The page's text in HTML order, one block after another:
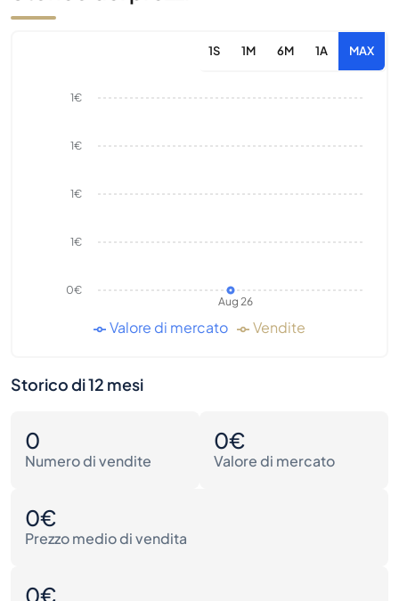
1S 1M 6M 1A MAX
Aug 26
0€
1€
1€
1€
1€
Valore di mercato Vendite
Storico di 12 mesi
0
Numero di vendite
0€
Valore di mercato
0€
Prezzo medio di vendita
0€